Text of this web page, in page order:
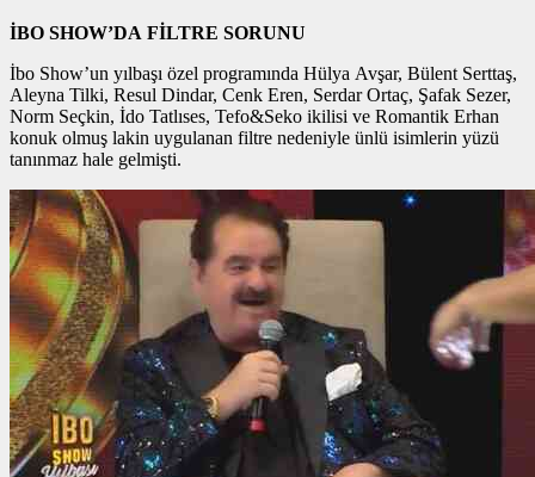
İBO SHOW’DA FİLTRE SORUNU
İbo Show’un yılbaşı özel programında Hülya Avşar, Bülent Serttaş,
Aleyna Tilki, Resul Dindar, Cenk Eren, Serdar Ortaç, Şafak Sezer,
Norm Seçkin, İdo Tatlıses, Tefo&Seko ikilisi ve Romantik Erhan
konuk olmuş lakin uygulanan filtre nedeniyle ünlü isimlerin yüzü
tanınmaz hale gelmişti.